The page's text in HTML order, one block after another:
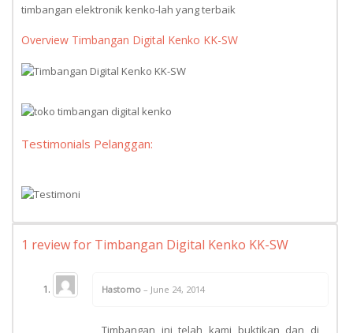
timbangan elektronik kenko-lah yang terbaik
Overview Timbangan Digital Kenko KK-SW
Testimonials Pelanggan:
1 review for Timbangan Digital Kenko KK-SW
Hastomo – June 24, 2014
Timbangan ini telah kami buktikan dan di